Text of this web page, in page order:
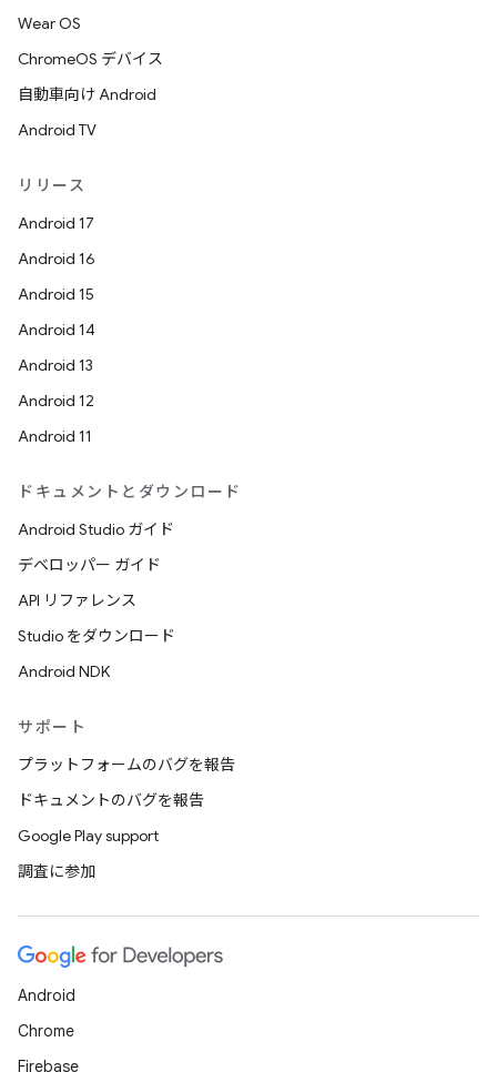
Wear OS
ChromeOS デバイス
自動車向け Android
Android TV
リリース
Android 17
Android 16
Android 15
Android 14
Android 13
Android 12
Android 11
ドキュメントとダウンロード
Android Studio ガイド
デベロッパー ガイド
API リファレンス
Studio をダウンロード
Android NDK
サポート
プラットフォームのバグを報告
ドキュメントのバグを報告
Google Play support
調査に参加
Android
Chrome
Firebase